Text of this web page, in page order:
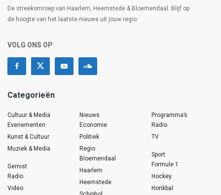
De streekomroep van Haarlem, Heemstede & Bloemendaal. Blijf op
de hoogte van het laatste nieuws uit jouw regio.
VOLG ONS OP
Categorieën
Cultuur & Media
Evenementen
Kunst & Cultuur
Muziek & Media
Gemist
Radio
Video
Nieuws
Economie
Politiek
Regio
Bloemendaal
Haarlem
Heemstede
Programma’s
Radio
TV
Sport
Formule 1
Hockey
Honkbal